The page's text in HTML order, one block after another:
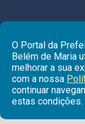
© Copyright 2026
direitos reservados
O Portal da
Belém de Maria
melhorar a sua
com a nossa
continuar
estas condições.